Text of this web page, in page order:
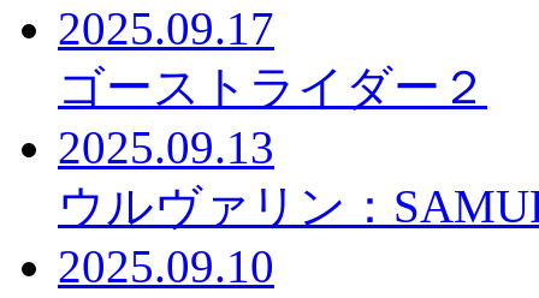
2025.09.17
ゴーストライダー２
2025.09.13
ウルヴァリン：
2025.09.10